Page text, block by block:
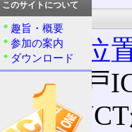
所在地
概略位
高井戸
大月
このサイトについて
趣旨・概要
参加の案内
ダウンロード